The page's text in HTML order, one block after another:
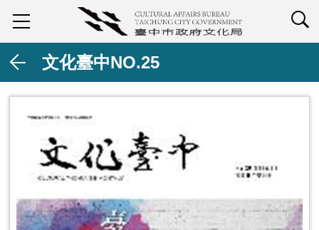
文化臺中NO.25